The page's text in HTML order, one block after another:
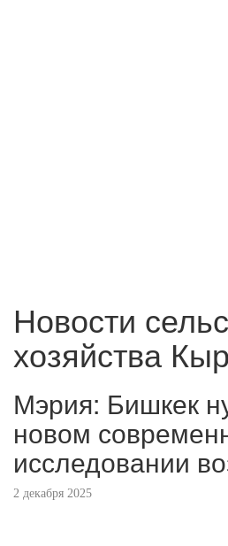
Новости
хозяйства
Мэрия: Бишкек
новом
исследовании
2 декабря 2025